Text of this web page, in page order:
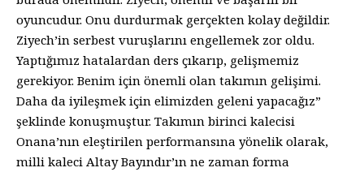
oyuncudur. Onu durdurmak gerçekten kolay değildir.
Ziyech’in serbest vuruşlarını engellemek zor oldu.
Yaptığımız hatalardan ders çıkarıp, gelişmemiz
gerekiyor. Benim için önemli olan takımın gelişimi.
Daha da iyileşmek için elimizden geleni yapacağız”
şeklinde konuşmuştur. Takımın birinci kalecisi
Onana’nın eleştirilen performansına yönelik olarak,
milli kaleci Altay Bayındır’ın ne zaman forma